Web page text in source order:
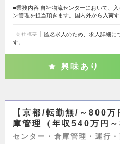
■業務内容 自社物流センターにおいて、
ン管理を担当頂きます。国内外から入荷
会社概要
匿名求人のため、求人詳細に
す。
興味あり
【京都/転勤無/～800
庫管理（年収540万円
センター・倉庫管理・運行